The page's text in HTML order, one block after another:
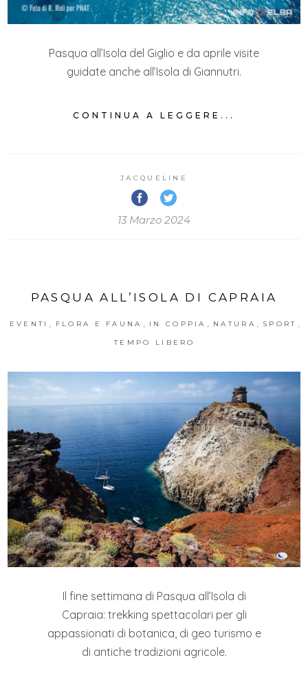
Pasqua all’Isola del Giglio e da aprile visite
guidate anche all’Isola di Giannutri.
CONTINUA A LEGGERE...
JACQUELINE
13 Marzo 2024
PASQUA ALL’ISOLA DI CAPRAIA
EVENTI FLORA E FAUNA IN COPPIA NATURA SPORT
TEMPO LIBERO
Il fine settimana di Pasqua all’Isola di
Capraia: trekking spettacolari per gli
appassionati di botanica, di geo turismo e
di antiche tradizioni agricole.